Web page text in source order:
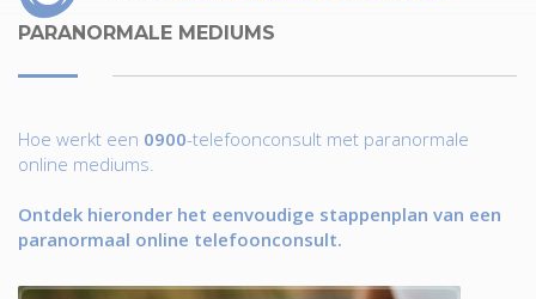
PARANORMALE MEDIUMS
Hoe werkt een 0900-telefoonconsult met paranormale
online mediums.
Ontdek hieronder het eenvoudige stappenplan van een
paranormaal online telefoonconsult.